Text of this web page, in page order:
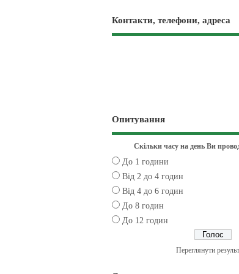
Контакти, телефони, адреса
Опитування
Скільки часу на день Ви
До 1 години
Від 2 до 4 годин
Від 4 до 6 годин
До 8 годин
До 12 годин
Переглянути